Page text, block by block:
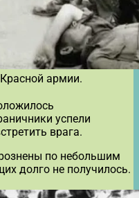
армии.
успели
врага.
по небольшим
долго не получилось.